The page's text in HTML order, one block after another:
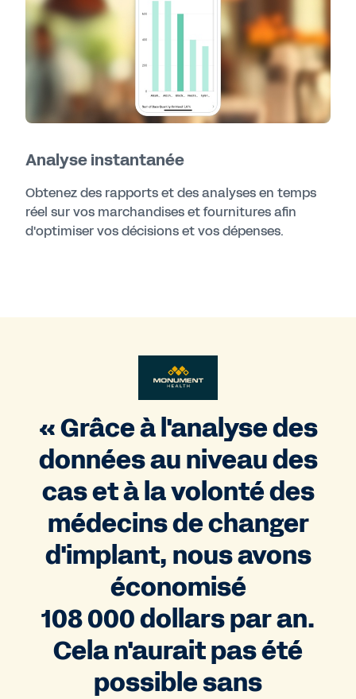
Analyse instantanée
Obtenez des rapports et des analyses en temps
réel sur vos marchandises et fournitures afin
d'optimiser vos décisions et vos dépenses.
« Grâce à l'analyse des
données au niveau des
cas et à la volonté des
médecins de changer
d'implant, nous avons
économisé
108 000 dollars par an.
Cela n'aurait pas été
possible sans